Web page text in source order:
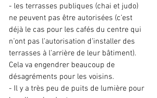
- les terrasses publiques (chai et judo)
ne peuvent pas être autorisées (c’est
déjà le cas pour les cafés du centre qui
n’ont pas l’autorisation d’installer des
terrasses à l’arrière de leur bâtiment).
Cela va engendrer beaucoup de
désagréments pour les voisins.
- Il y a très peu de puits de lumière pour